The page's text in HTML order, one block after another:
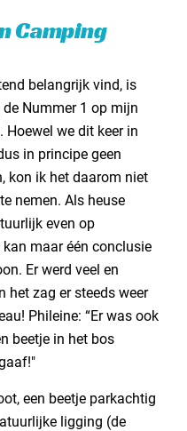
Camping
belangrijk vind, is
Nummer 1 op mijn
we dit keer in
in principe geen
kon ik het daarom niet
nemen. Als heuse
even op
maar één conclusie
Er werd veel en
het zag er steeds weer
Phileine: “Er was ook
beetje in het bos
een beetje parkachtig
ligging (de